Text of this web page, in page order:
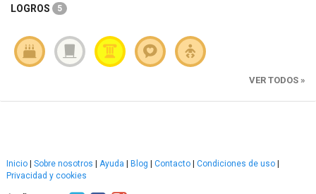
LOGROS 5
VER TODOS »
Inicio Sobre nosotros Ayuda Blog Contacto Condiciones de uso
Privacidad y cookies